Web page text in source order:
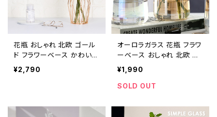
花瓶 おしゃれ 北欧 ゴール
ド フラワーベース かわいい
ガラス NTFV002
¥2,790
オーロラガラス 花瓶 フラワ
ーベース おしゃれ 北欧 小
さい 透明 NTFV005
¥1,990
SOLD OUT